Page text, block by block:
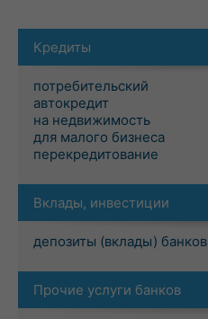
Кредиты
потребительский
автокредит
на недвижимость
для малого бизнеса
перекредитование
Вклады, инвестиции
депозиты (вклады) банков
Прочие услуги банков